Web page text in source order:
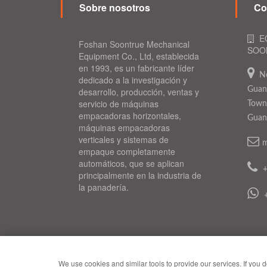
Sobre nosotros
Foshan Soontrue Mechanical
Equipment Co., Ltd, establecida
en 1993, es un fabricante líder
dedicado a la investigación y
desarrollo, producción, ventas y
servicio de máquinas
empacadoras horizontales,
máquinas empacadoras
verticales y sistemas de
empaque completamente
automáticos, que se aplican
principalmente en la industria de
la panadería.
We use cookies and similar tools to provide our services. If you